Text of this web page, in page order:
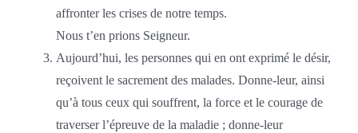
affronter les crises de notre temps.
Nous t’en prions Seigneur.
Aujourd’hui, les personnes qui en ont exprimé le désir,
reçoivent le sacrement des malades. Donne-leur, ainsi
qu’à tous ceux qui souffrent, la force et le courage de
traverser l’épreuve de la maladie ; donne-leur